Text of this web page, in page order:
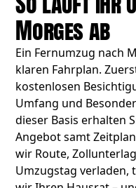
Morges ab
Ein Fernumzug nach
klaren Fahrplan.
kostenlosen
Umfang und
dieser Basis erhalten
Angebot samt
wir Route,
Umzugstag